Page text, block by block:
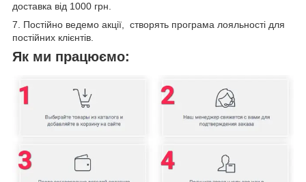
доставка від 1000 грн.
7. Постійно ведемо акції, створять програма лояльності для
постійних клієнтів.
Як ми працюємо: